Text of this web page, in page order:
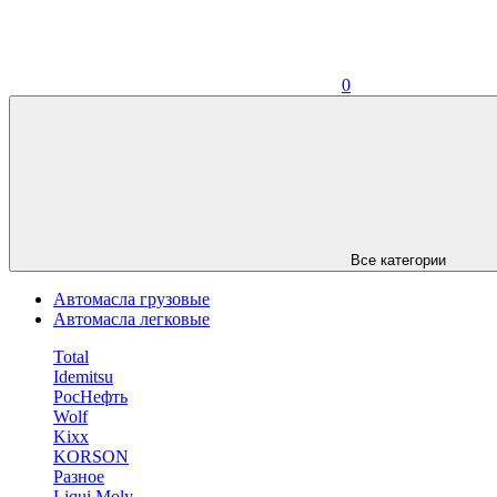
0
Все категории
Автомасла грузовые
Автомасла легковые
Total
Idemitsu
РосНефть
Wolf
Kixx
KORSON
Разное